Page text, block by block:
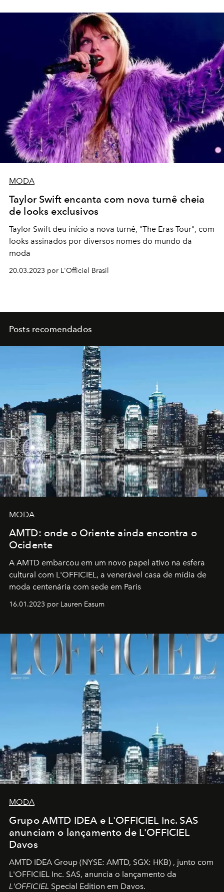
MODA
Taylor Swift encanta com nova turnê cheia
de looks exclusivos
Taylor Swift deu início a nova turnê, "The Eras Tour", com
looks assinados por diversos nomes do mundo da
moda
20.03.2023 por L'Officiel Brasil
Posts recomendados
MODA
AMTD: onde o Oriente ainda encontra o
Ocidente
A AMTD embarcou em um novo papel ativo na esfera
cultural com L'OFFICIEL, a venerável casa de mídia de
moda centenária com sede em Paris
16.01.2023 por Lauren Easum
MODA
Grupo AMTD IDEA e L'OFFICIEL Inc. SAS
anunciam o lançamento de L'OFFICIEL
Davos
AMTD IDEA Group (NYSE: AMTD, SGX: HKB) , junto com
L'OFFICIEL Inc. SAS, anuncia o lançamento da
L'OFFICIEL Special Edition em Davos.